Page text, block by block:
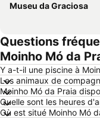
Museu da Graciosa
Questions
Moinho Mó da
Y a-t-il une piscine à
Les animaux de
Moinho Mó da Praia
Quelle sont les heures
Où est situé Moinho Mó